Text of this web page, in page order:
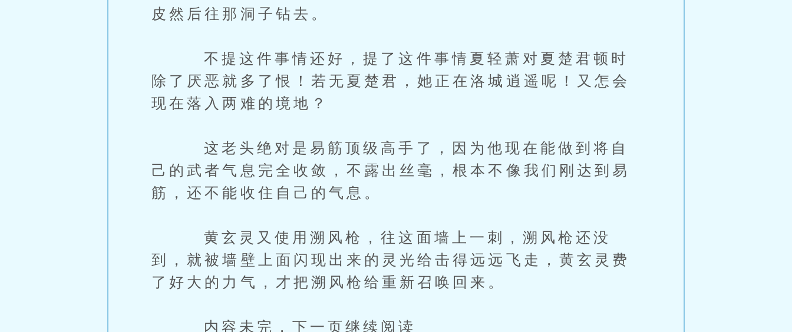
皮然后往那洞子钻去。
不提这件事情还好，提了这件事情夏轻萧对夏楚君顿时
除了厌恶就多了恨！若无夏楚君，她正在洛城逍遥呢！又怎会
现在落入两难的境地？
这老头绝对是易筋顶级高手了，因为他现在能做到将自
己的武者气息完全收敛，不露出丝毫，根本不像我们刚达到易
筋，还不能收住自己的气息。
黄玄灵又使用溯风枪，往这面墙上一刺，溯风枪还没
到，就被墙壁上面闪现出来的灵光给击得远远飞走，黄玄灵费
了好大的力气，才把溯风枪给重新召唤回来。
内容未完，下一页继续阅读